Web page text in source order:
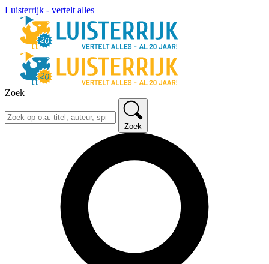
Luisterrijk - vertelt alles
Zoek
Zoek